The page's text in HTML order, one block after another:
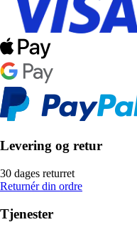
Levering og retur
30 dages returret
Returnér din ordre
Tjenester